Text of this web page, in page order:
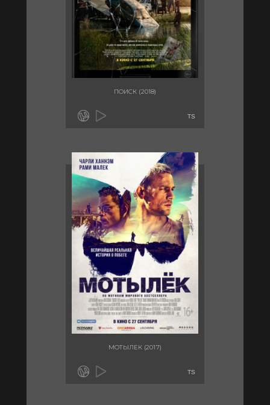
ПОИСК (2018)
TS
МОТЫЛЕК (2017)
TS